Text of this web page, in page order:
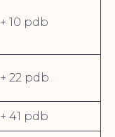
+ 10 pdb
+ 22 pdb
+ 41 pdb